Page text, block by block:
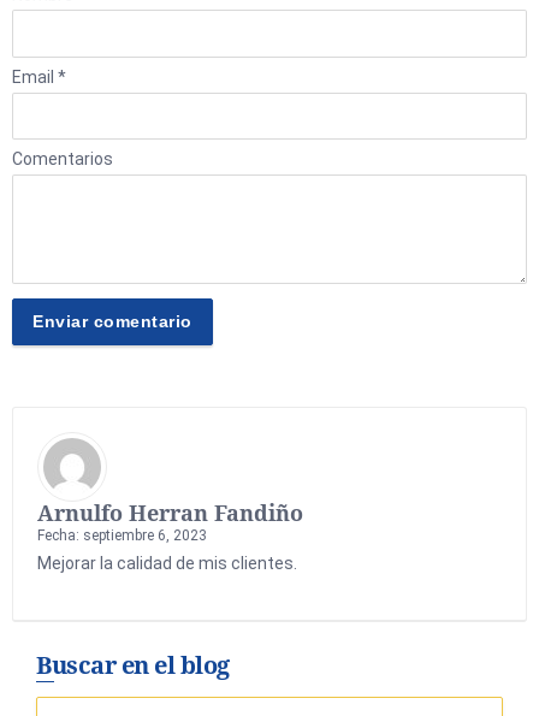
Email *
Comentarios
Arnulfo Herran Fandiño
Fecha: septiembre 6, 2023
Mejorar la calidad de mis clientes.
Buscar en el blog